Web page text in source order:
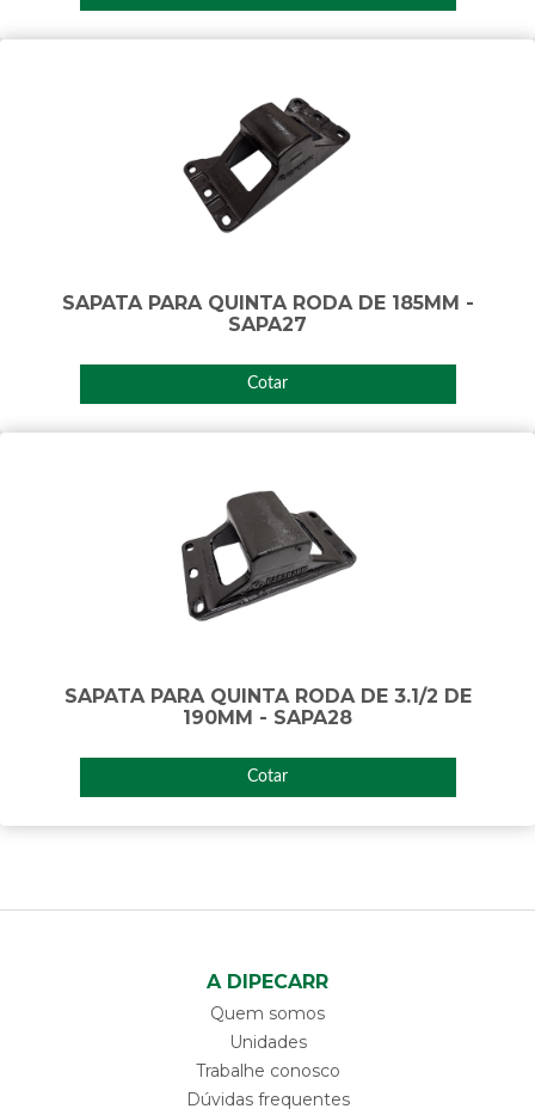
SAPATA PARA QUINTA RODA DE 185MM -
SAPA27
Cotar
SAPATA PARA QUINTA RODA DE 3.1/2 DE
190MM - SAPA28
Cotar
A DIPECARR
Quem somos
Unidades
Trabalhe conosco
Dúvidas frequentes